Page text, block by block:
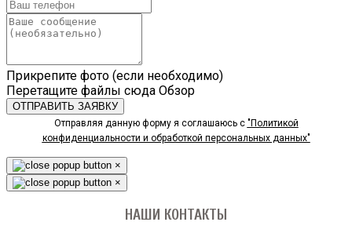
Прикрепите фото (если необходимо)
Перетащите файлы сюда Обзор
ОТПРАВИТЬ ЗАЯВКУ
Отправляя данную форму я соглашаюсь с "Политикой
конфиденциальности и обработкой персональных данных"
×
×
НАШИ КОНТАКТЫ